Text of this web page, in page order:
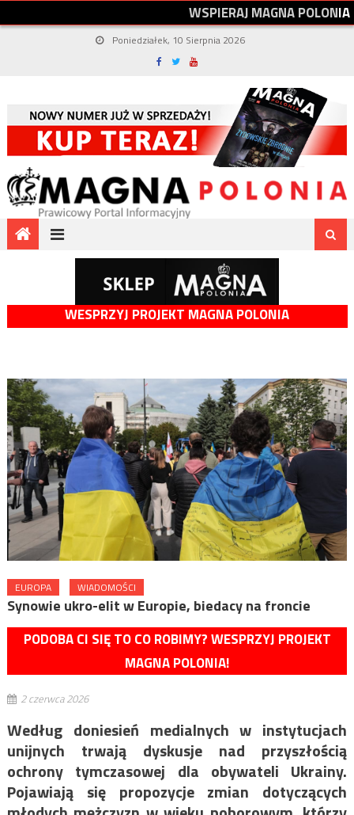
WSPIERAJMAGNAPOLONIA
Poniedziałek, 10 Sierpnia 2026
WESPRZYJ PROJEKT MAGNA POLONIA
EUROPA WIADOMOŚCI
Synowie ukro-elit w Europie, biedacy na froncie
PODOBA CI SIĘ TO CO ROBIMY? WESPRZYJ PROJEKT
MAGNA POLONIA!
2 czerwca 2026
Według doniesień medialnych w instytucjach
unijnych trwają dyskusje nad przyszłością
ochrony tymczasowej dla obywateli Ukrainy.
Pojawiają się propozycje zmian dotyczących